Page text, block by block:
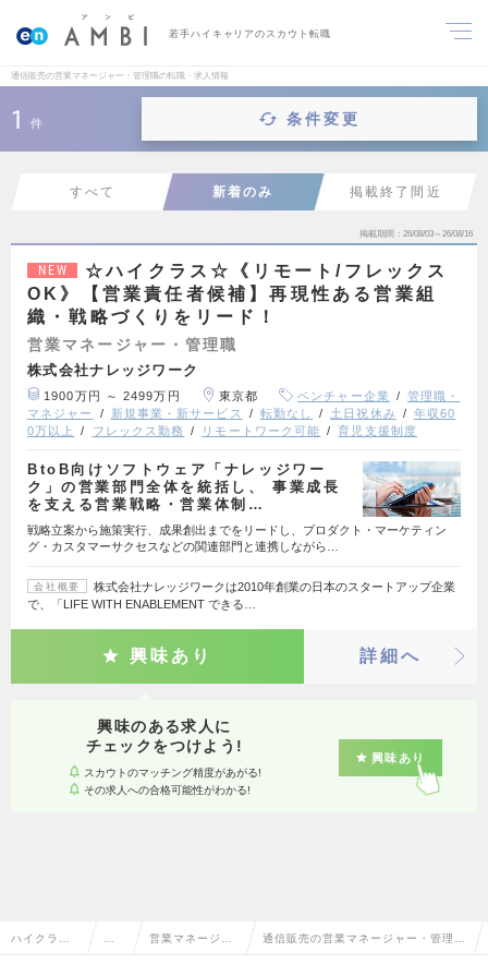
若手ハイキャリアのスカウト転職
通信販売の営業マネージャー・管理職の転職・求人情報
1 件 条件変更
すべて 新着のみ 掲載終了間近
掲載期間 26/08/03～26/08/16
NEW
☆ハイクラス☆《リモート/フレックス
OK》【営業責任者候補】再現性ある営業組
織・戦略づくりをリード！
営業マネージャー・管理職
株式会社ナレッジワーク
1900万円 ～ 2499万円 東京都 ベンチャー企業
管理職・
マネジャー
新規事業・新サービス 転勤なし 土日祝休み
年収60
0万以上
フレックス勤務 リモートワーク可能 育児支援制度
BtoB向けソフトウェア「ナレッジワー
ク」の営業部門全体を統括し、 事業成長
を支える営業戦略・営業体制…
戦略立案から施策実行、成果創出までをリードし、プロダクト・マーケティン
グ・カスタマーサクセスなどの関連部門と連携しながら…
会社概要
株式会社ナレッジワークは2010年創業の日本のスタートアップ企業
で、「LIFE WITH ENABLEMENT できる…
興味あり 詳細へ
興味のある求人に
チェックをつけよう!
スカウトのマッチング精度があがる!
その求人への合格可能性がわかる!
興味あり
ハイクラス 営 営業マネージャ 通信販売の営業マネージャー・管理職